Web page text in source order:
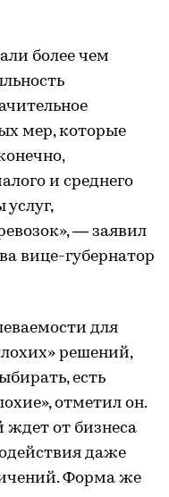
более чем
мер, которые
и среднего
услуг,
— заявил
вице-губернатор
для
решений,
есть
отметил он.
ждет от бизнеса
даже
Форма же